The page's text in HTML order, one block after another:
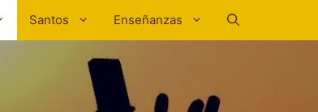
Santos Enseñanzas